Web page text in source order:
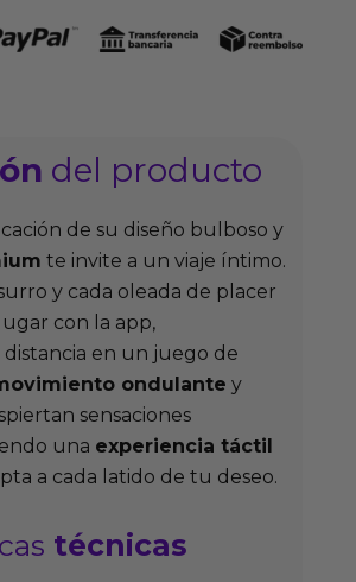
del producto
de su diseño bulboso y
te invite a un viaje íntimo.
y cada oleada de placer
con la app,
en un juego de
ondulante y
sensaciones
una experiencia táctil
a cada latido de tu deseo.
técnicas